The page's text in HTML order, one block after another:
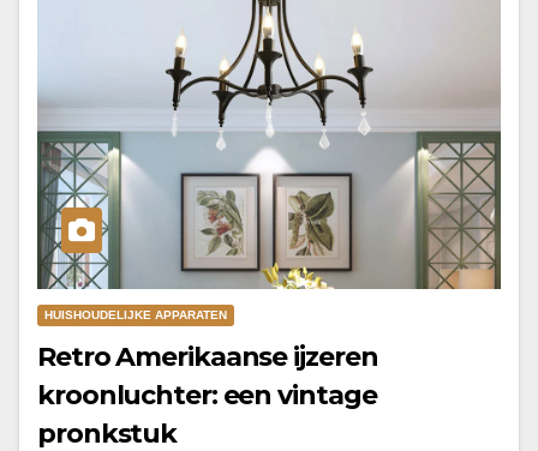
HUISHOUDELIJKE APPARATEN
Retro Amerikaanse ijzeren
kroonluchter: een vintage
pronkstuk